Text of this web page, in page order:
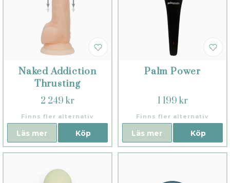
Naked Addiction
Thrusting
2 249 kr
Finns fler alternativ
Köp
Läs mer
Palm Power
1 199 kr
Finns fler alternativ
Köp
Läs mer